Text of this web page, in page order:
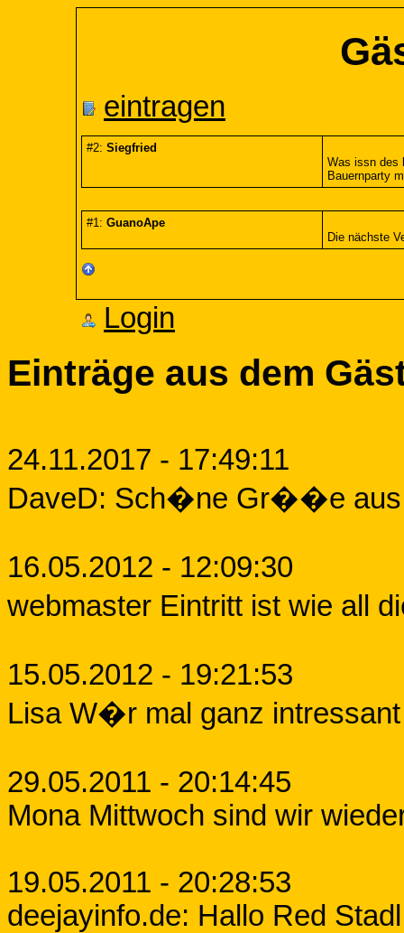
eintragen
#2: Siegfried
Was issn des
Bauernparty
#1: GuanoApe
Die nächste
Login
Einträge aus dem
24.11.2017 - 17:49:11
DaveD: Sch�ne Gr��e aus
16.05.2012 - 12:09:30
webmaster Eintritt ist wie all
15.05.2012 - 19:21:53
Lisa W�r mal ganz
29.05.2011 - 20:14:45
Mona Mittwoch sind wir
19.05.2011 - 20:28:53
deejayinfo.de: Hallo Red